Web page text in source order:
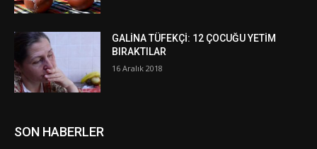
GALİNA TÜFEKÇİ: 12 ÇOCUĞU YETİM
BIRAKTILAR
16 Aralık 2018
SON HABERLER